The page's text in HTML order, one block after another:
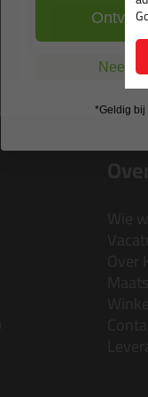
Bekijken
Nee, ik
*Geldig bij